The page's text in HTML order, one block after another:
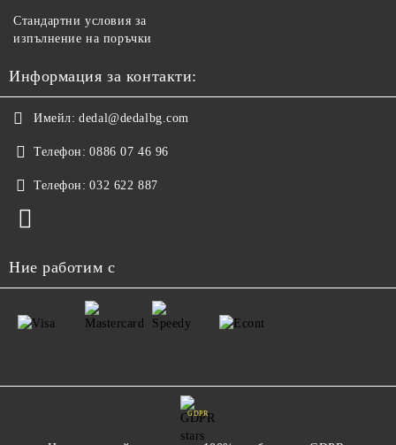
Стандартни условия за
изпълнение на поръчки
Информация за контакти:
Имейл: dedal@dedalbg.com
Телефон: 0886 07 46 96
Телефон: 032 622 887
Ние работим с
GDPR